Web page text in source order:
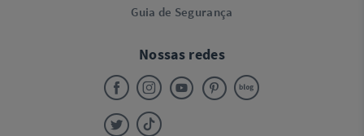
Guia de Segurança
Nossas redes